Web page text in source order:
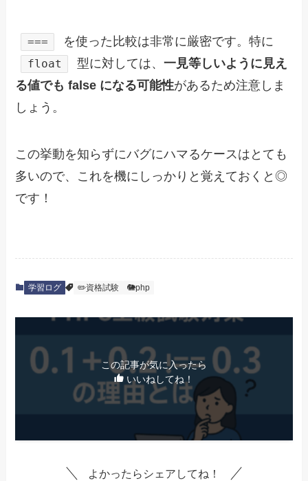
=== を使った比較は非常に厳密です。特に
float 型に対しては、 一見等しいように見え
る値でも false になる可能性があるため注意しま
しょう。
この挙動を知らずにバグにハマるケースはとても
多いので、これを機にしっかりと覚えておくと◎
です！
学習ログ ✏️資格試験 🐘php
この記事が気に入ったら
いいねしてね！
よかったらシェアしてね！